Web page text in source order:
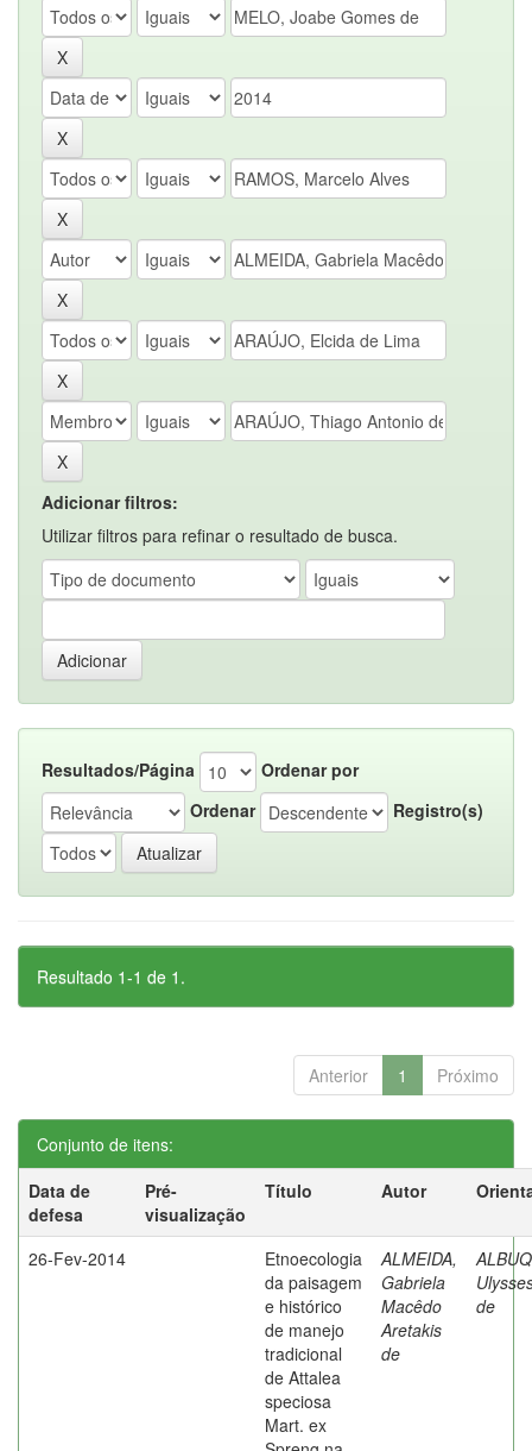
Adicionar filtros:
Utilizar filtros para refinar o resultado de busca.
Resultados/Página
Ordenar por
Ordenar
Registro(s)
Resultado 1-1 de 1.
Anterior 1 Próximo
Conjunto de itens:
Data de
defesa
Pré-
visualização
Título Autor
26-Fev-2014
Etnoecologia
da paisagem
e histórico
de manejo
tradicional
de Attalea
speciosa
Mart. ex
ALMEIDA,
Gabriela
Macêdo
Aretakis
de
de